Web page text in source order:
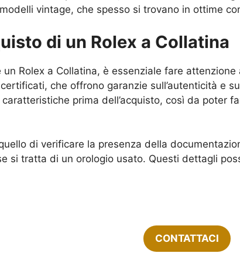
vintage, che spesso si trovano in ottime
di un Rolex a Collatina
Rolex a Collatina, è essenziale fare
che offrono garanzie sull’autenticità e
prima dell’acquisto, così da poter
di verificare la presenza della
si tratta di un orologio usato. Questi dettagli
CONTATTACI